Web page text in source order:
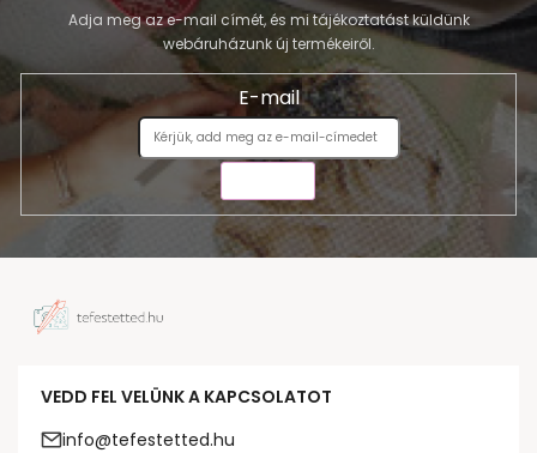
Adja meg az e-mail címét, és mi tájékoztatást küldünk
webáruházunk új termékeiről.
E-mail
VEDD FEL VELÜNK A KAPCSOLATOT
info@tefestetted.hu